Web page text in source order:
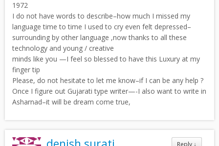
1972
I do not have words to describe–how much I missed my
language time to time I used to cry even felt depressed–
surrounding by other language ,now thanks to all these
technology and young / creative
minds like you —I feel so blessed to have this Luxury at my
finger tip
Please, do not hesitate to let me know–if I can be any help ?
Once I figure out Gujarati type writer—-I also want to write in
Asharnad–it will be dream come true,
Reply ↓